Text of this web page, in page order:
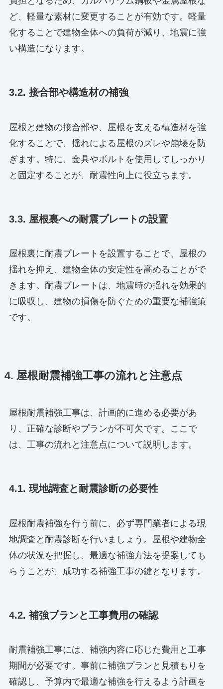
ど、軽量な素材に変更することが有効です。軽量
化することで建物全体への負荷が減り、地震に強
い構造になります。
3.2. 接合部や構造材の補強
屋根と建物の接合部や、屋根を支える構造材を強
化することで、揺れによる屋根のズレや崩壊を防
ぎます。特に、金具やボルトを使用してしっかり
と固定することが、耐震性向上に役立ちます。
3.3. 屋根裏への耐震プレートの設置
屋根裏に耐震プレートを設置することで、屋根の
揺れを抑え、建物全体の安定性を高めることがで
きます。耐震プレートは、地震時の揺れを効果的
に吸収し、建物の損傷を防ぐための重要な補強策
です。
4. 屋根耐震補強工事の流れと注意点
屋根耐震補強工事は、計画的に進める必要があ
り、正確な診断やプランが不可欠です。ここで
は、工事の流れと注意点について説明します。
4.1. 現地調査と耐震診断の必要性
屋根耐震補強を行う前に、必ず専門業者による現
地調査と耐震診断を行いましょう。屋根や建物全
体の状況を把握し、最適な補強方法を提案しても
らうことが、成功する補強工事の鍵となります。
4.2. 補強プランと工事費用の確認
耐震補強工事には、補強内容に応じた費用と工事
期間が必要です。事前に補強プランと見積もりを
確認し、予算内で最適な補強を行えるよう計画を